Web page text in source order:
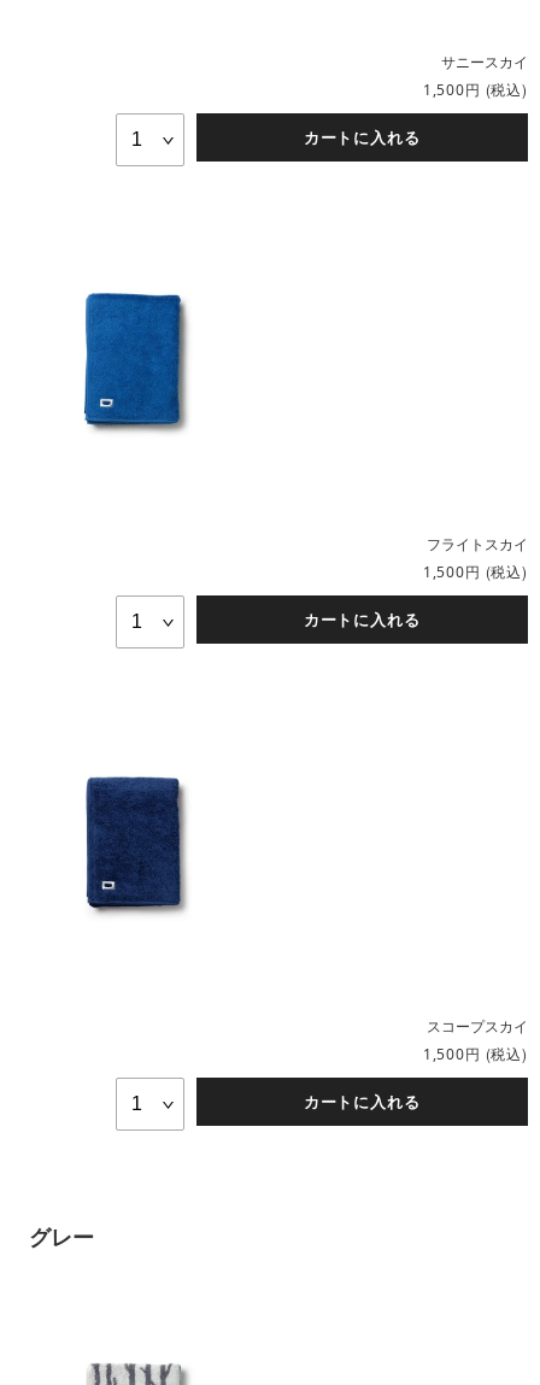
サニースカイ
1,500円 (税込)
カートに入れる
フライトスカイ
1,500円 (税込)
カートに入れる
スコープスカイ
1,500円 (税込)
カートに入れる
グレー